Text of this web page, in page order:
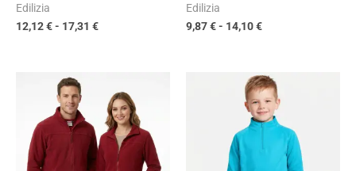
Edilizia
12,12€- 17,31 €
Edilizia
9,87€- 14,10€
prezzo:
da
11,75 €
a
16,78 €
Fascia
di
prezzo:
da
13,13 €
18,75 €